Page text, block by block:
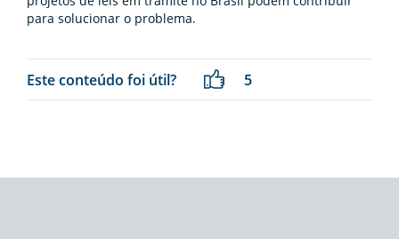
para solucionar o problema.
Este conteúdo foi útil? 5